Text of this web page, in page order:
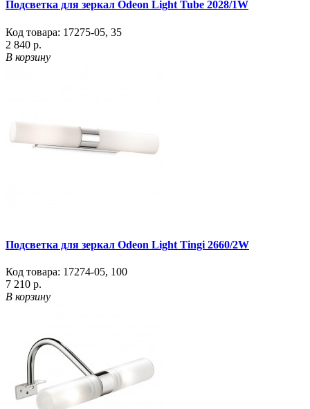
Подсветка для зеркал Odeon Light Tube 2028/1W
Код товара: 17275-05, 35
2 840 р.
В корзину
Подсветка для зеркал Odeon Light Tingi 2660/2W
Код товара: 17274-05, 100
7 210 р.
В корзину